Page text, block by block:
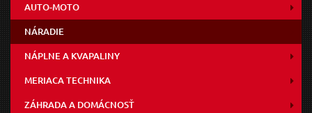
AUTO-MOTO
NÁRADIE
NÁPLNE A KVAPALINY
MERIACA TECHNIKA
ZÁHRADA A DOMÁCNOSŤ